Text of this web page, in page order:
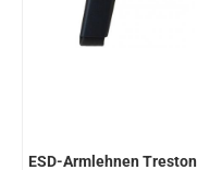
ESD-Armlehnen Treston